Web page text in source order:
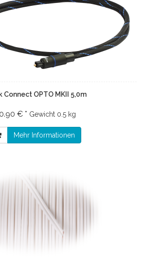
Connect OPTO MKII 5,0m
€ * Gewicht 0.5 kg
Mehr Informationen